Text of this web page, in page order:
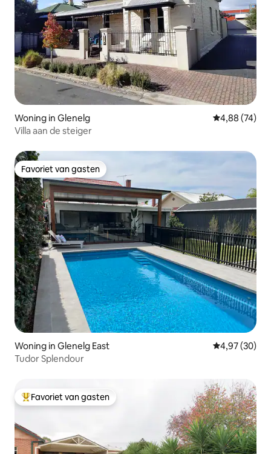
Woning in Glenelg Gemiddelde
4,88 (74)
Villa aan de steiger
Favoriet van gasten
Favoriet van gasten
Woning in Glenelg East Gemiddelde
4,97 (30)
Tudor Splendour
Topfavoriet van gasten
Favoriet van gasten